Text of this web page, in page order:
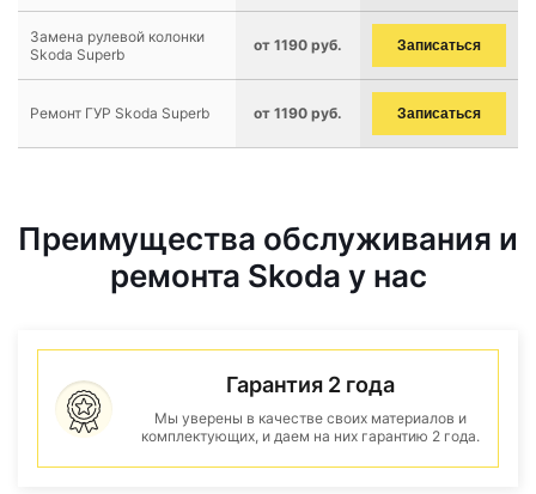
Замена рулевой колонки
Skoda Superb
от 1190 руб. Записаться
Ремонт ГУР Skoda Superb от 1190 руб. Записаться
Преимущества обслуживания и
ремонта Skoda у нас
Гарантия 2 года
Мы уверены в качестве своих материалов и
комплектующих, и даем на них гарантию 2 года.